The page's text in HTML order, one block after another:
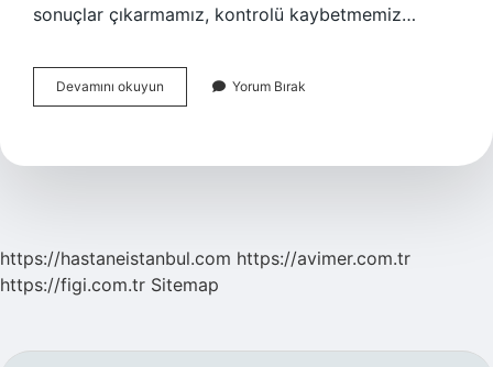
sonuçlar çıkarmamız, kontrolü kaybetmemiz…
Devamını okuyun
Ne
Yorum Bırak
https://hastaneistanbul.com https://avimer.com.tr
https://figi.com.tr Sitemap